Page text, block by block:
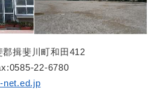
揖斐川町和田412
22-6780
net.ed.jp